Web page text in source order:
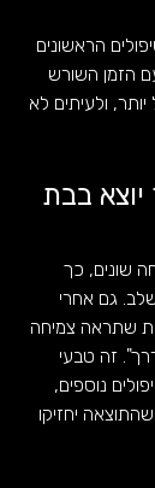
הראשונים
הזמן השורש
ולעיתים לא
בבת
שונים, כך
גם אחרי
שתראה צמיחה
זה טבעי
נוספים,
יחזיקו